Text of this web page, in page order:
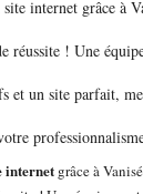
internet grâce à